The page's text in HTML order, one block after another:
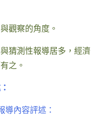
觀察的角度。
猜測性報導居多，經濟
之。
導內容評述：